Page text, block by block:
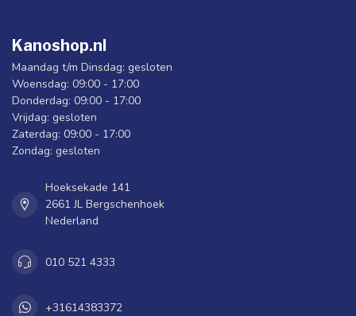
Kanoshop.nl
Maandag t/m Dinsdag: gesloten
Woensdag: 09:00 - 17:00
Donderdag: 09:00 - 17:00
Vrijdag: gesloten
Zaterdag: 09:00 - 17:00
Zondag: gesloten
Hoeksekade 141
2661 JL Bergschenhoek
Nederland
010 521 4333
+31614383372